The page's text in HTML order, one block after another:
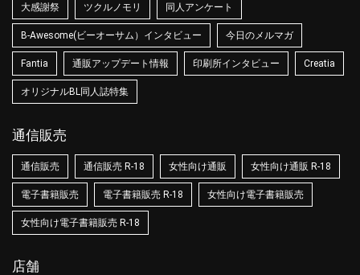
大感謝祭 ツクルノモリ 同人アンケート
B-Awesome(ビーオーサム）インタビュー 今日のメルマガ
Fantia 通販アップデート情報 印刷所インタビュー Creatia
オリジナルBL同人誌特集
通信販売
通信販売 通信販売 R-18 女性向け通販 女性向け通販 R-18
電子書籍販売 電子書籍販売 R-18 女性向け電子書籍販売
女性向け電子書籍販売 R-18
店舗